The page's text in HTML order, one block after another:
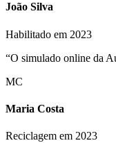
João Silva
Habilitado em 2023
“O simulado online da
MC
Maria Costa
Reciclagem em 2023